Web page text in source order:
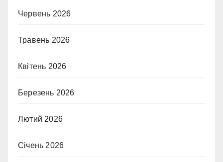
Червень 2026
Травень 2026
Квітень 2026
Березень 2026
Лютий 2026
Січень 2026